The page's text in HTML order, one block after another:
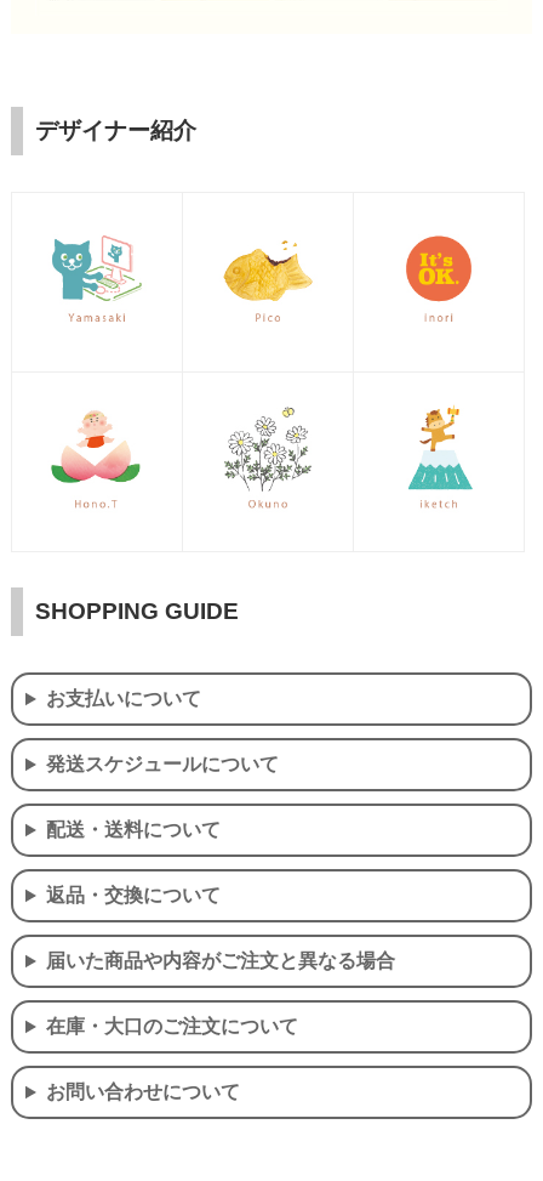
デザイナー紹介
SHOPPING GUIDE
お支払いについて
発送スケジュールについて
配送・送料について
返品・交換について
届いた商品や内容がご注文と異なる場合
在庫・大口のご注文について
お問い合わせについて